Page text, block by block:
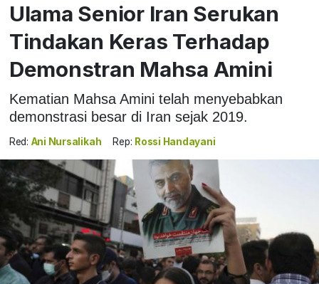
Ulama Senior Iran Serukan
Tindakan Keras Terhadap
Demonstran Mahsa Amini
Kematian Mahsa Amini telah menyebabkan
demonstrasi besar di Iran sejak 2019.
Red: Ani Nursalikah Rep: Rossi Handayani